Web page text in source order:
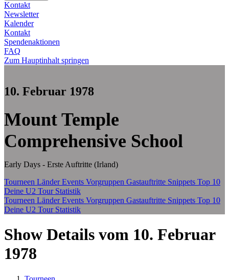
Kontakt
Newsletter
Kalender
Kontakt
Spendenaktionen
FAQ
Zum Hauptinhalt springen
10. Februar 1978
Mount Temple
Comprehensive School
Early Days - Erste Auftritte (Irland)
Tourneen LänderEvents Vorgruppen Gastauftritte Snippets Top 10
Deine U2 Tour Statistik
Tourneen LänderEvents Vorgruppen Gastauftritte Snippets Top 10
Deine U2 Tour Statistik
Show Details vom 10. Februar
1978